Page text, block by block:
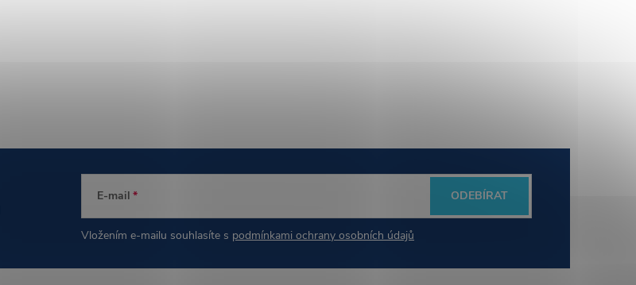
E-mail
Vložením e-mailu souhlasíte s podmínkami ochrany osobních údajů
ODEBÍRAT